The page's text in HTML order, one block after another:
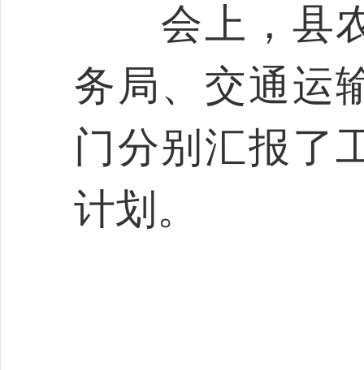
会上，县农
务局、交通运
门分别汇报了
计划。